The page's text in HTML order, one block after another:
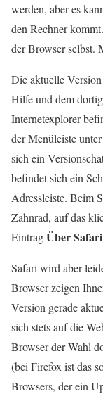
werden, aber es
den Rechner
der Browser selbst.
Die aktuelle
Hilfe und dem
Internetexplorer
der Menüleiste
sich ein
befindet sich ein
Adressleiste. Beim
Zahnrad, auf das
EintragÜber Safari
Safari wird aber
Browser zeigen
Version gerade
sich stets auf die
Browser der Wahl
(bei Firefox ist das
Browsers, der ein